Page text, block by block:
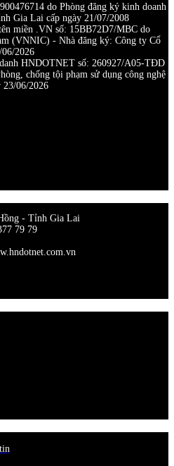
do Phòng đăng ký kinh doanh
Gia Lai cấp ngày 21/07/2008
miền .VN số: 15BB72D7/MBC do
(VNNIC) - Nhà đăng ký: Công ty Cổ
06/2026
HNDOTNET số: 260927/A05-TĐD
chống tội phạm sử dụng công nghệ
23/06/2026
- Tỉnh Gia Lai
79 79